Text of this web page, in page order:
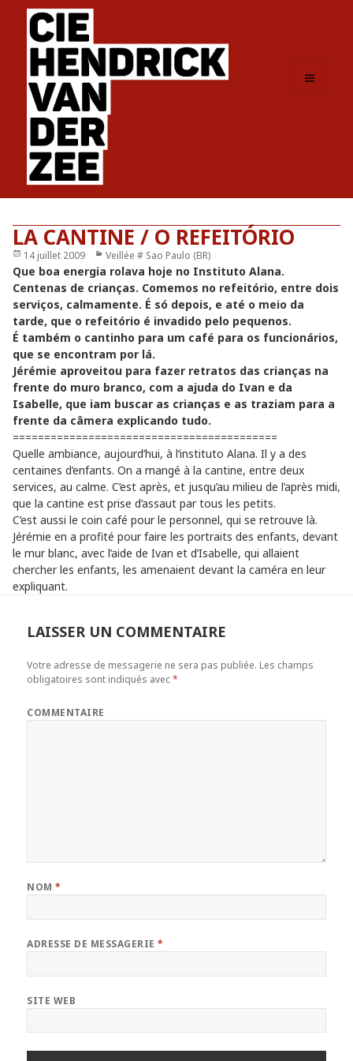
LA CANTINE / O REFEITÓRIO
Publié
le
14 juillet 2009 Catégories
Veillée # Sao Paulo (BR)
Que boa energia rolava hoje no Instituto Alana.
Centenas de crianças. Comemos no refeitório, entre dois
serviços, calmamente. É só depois, e até o meio da
tarde, que o refeitório é invadido pelo pequenos.
É também o cantinho para um café para os funcionários,
que se encontram por lá.
Jérémie aproveitou para fazer retratos das crianças na
frente do muro branco, com a ajuda do Ivan e da
Isabelle, que iam buscar as crianças e as traziam para a
frente da câmera explicando tudo.
==========================================
Quelle ambiance, aujourd’hui, à l’instituto Alana. Il y a des
centaines d’enfants. On a mangé à la cantine, entre deux
services, au calme. C’est après, et jusqu’au milieu de l’après midi,
que la cantine est prise d’assaut par tous les petits.
C’est aussi le coin café pour le personnel, qui se retrouve là.
Jérémie en a profité pour faire les portraits des enfants, devant
le mur blanc, avec l’aide de Ivan et d’Isabelle, qui allaient
chercher les enfants, les amenaient devant la caméra en leur
expliquant.
LAISSER UN COMMENTAIRE
Votre adresse de messagerie ne sera pas publiée. Les champs
obligatoires sont indiqués avec*
COMMENTAIRE
NOM*
ADRESSE DE MESSAGERIE*
SITE WEB